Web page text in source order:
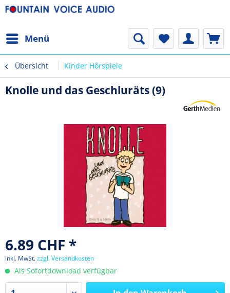
Menü
Übersicht Kinder Hörspiele
Knolle und das Geschluräts (9)
6.89 CHF *
inkl. MwSt.zzgl. Versandkosten
Als Sofortdownload verfügbar